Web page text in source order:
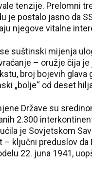
tenzije. Prelomni
je postalo jasno da
njegove vitalne
suštinski mijenja
– oružje čija
broj bojevih glava
„bolje“ od deset
Države su
2.300
je Sovjetskom
– ključni preduslov da
22. juna 1941,